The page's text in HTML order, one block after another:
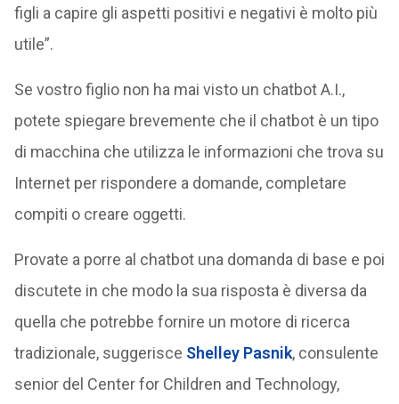
figli a capire gli aspetti positivi e negativi è molto più
utile”.
Se vostro figlio non ha mai visto un chatbot A.I.,
potete spiegare brevemente che il chatbot è un tipo
di macchina che utilizza le informazioni che trova su
Internet per rispondere a domande, completare
compiti o creare oggetti.
Provate a porre al chatbot una domanda di base e poi
discutete in che modo la sua risposta è diversa da
quella che potrebbe fornire un motore di ricerca
tradizionale, suggerisce Shelley Pasnik, consulente
senior del Center for Children and Technology,